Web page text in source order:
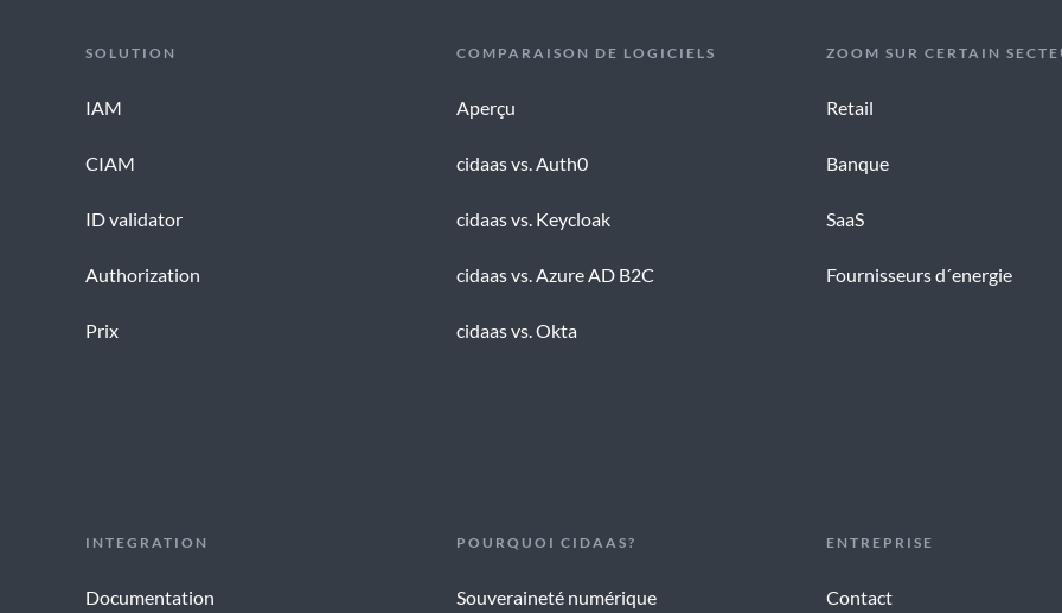
SOLUTION
IAM
CIAM
ID validator
Authorization
Prix
COMPARAISON DE LOGICIELS
Aperçu
cidaas vs. Auth0
cidaas vs. Keycloak
cidaas vs. Azure AD B2C
cidaas vs. Okta
ZOOM SUR CERTAIN
Retail
Banque
SaaS
Fournisseurs d´energie
INTEGRATION
Documentation
POURQUOI CIDAAS?
Souveraineté numérique
ENTREPRISE
Contact